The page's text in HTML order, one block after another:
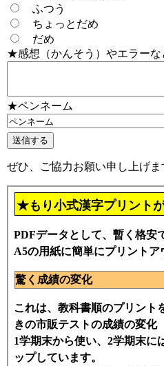
ふつう
ちょっとだめ
だめ
★感想（かんそう）やエラーな
★ペンネーム
ぜひ、ご協力お願い申し上げま